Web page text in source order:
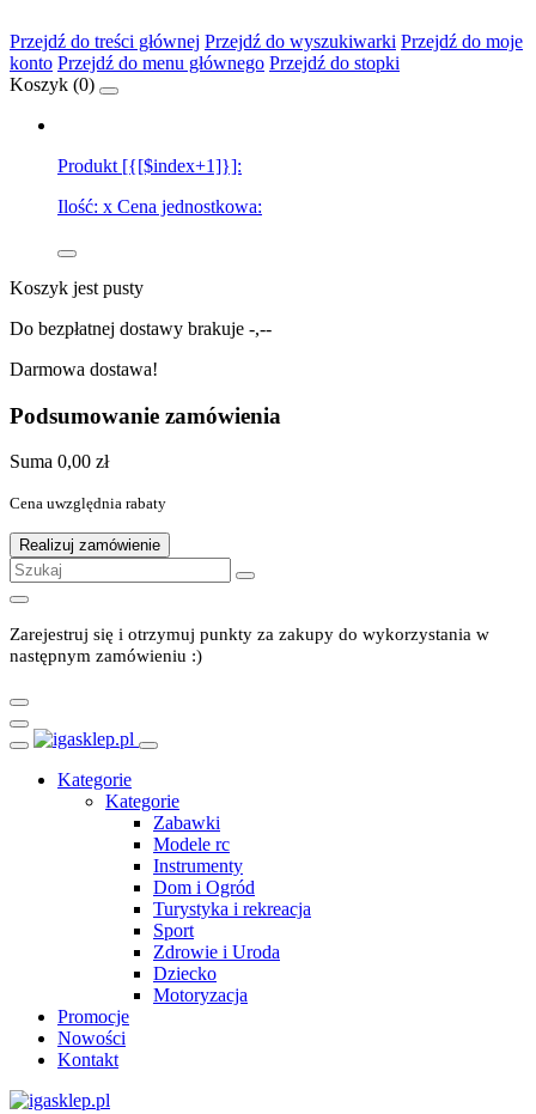
Przejdź do treści głównej Przejdź do wyszukiwarki Przejdź do moje
konto Przejdź do menu głównego Przejdź do stopki
Koszyk (0)
Produkt [{[$index+1]}]:
Ilość: x Cena jednostkowa:
Koszyk jest pusty
Do bezpłatnej dostawy brakuje -,--
Darmowa dostawa!
Podsumowanie zamówienia
Suma 0,00 zł
Cena uwzględnia rabaty
Realizuj zamówienie
Zarejestruj się i otrzymuj punkty za zakupy do wykorzystania w
następnym zamówieniu :)
Kategorie
Kategorie
Zabawki
Modele rc
Instrumenty
Dom i Ogród
Turystyka i rekreacja
Sport
Zdrowie i Uroda
Dziecko
Motoryzacja
Promocje
Nowości
Kontakt